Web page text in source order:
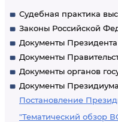
Судебная практика
Законы Российской
Документы
Документы
Документы органов
Документы
Постановление
"Тематический обзор